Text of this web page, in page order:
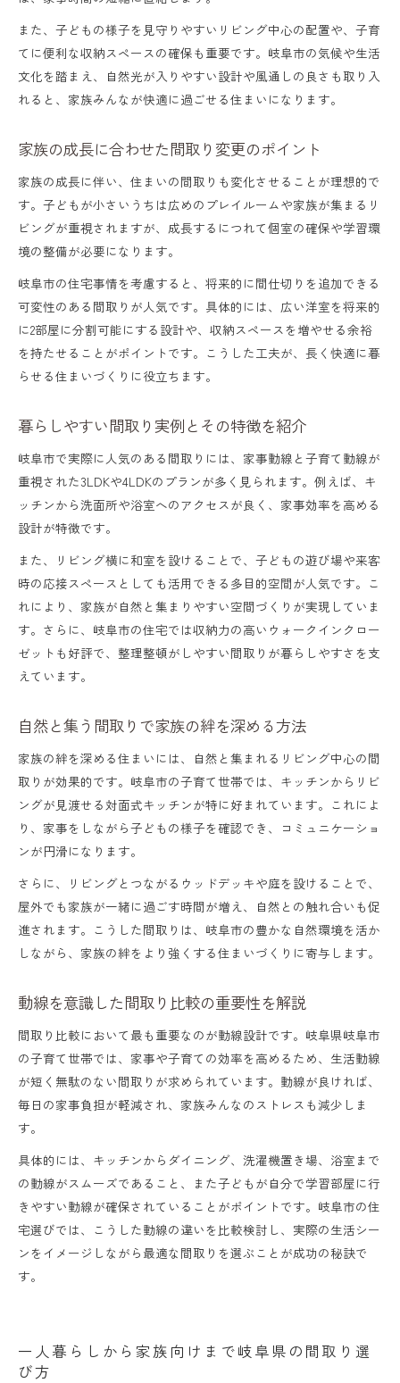
また、子どもの様子を見守りやすいリビング中心の配置や、子育
てに便利な収納スペースの確保も重要です。岐阜市の気候や生活
文化を踏まえ、自然光が入りやすい設計や風通しの良さも取り入
れると、家族みんなが快適に過ごせる住まいになります。
家族の成長に合わせた間取り変更のポイント
家族の成長に伴い、住まいの間取りも変化させることが理想的で
す。子どもが小さいうちは広めのプレイルームや家族が集まるリ
ビングが重視されますが、成長するにつれて個室の確保や学習環
境の整備が必要になります。
岐阜市の住宅事情を考慮すると、将来的に間仕切りを追加できる
可変性のある間取りが人気です。具体的には、広い洋室を将来的
に2部屋に分割可能にする設計や、収納スペースを増やせる余裕
を持たせることがポイントです。こうした工夫が、長く快適に暮
らせる住まいづくりに役立ちます。
暮らしやすい間取り実例とその特徴を紹介
岐阜市で実際に人気のある間取りには、家事動線と子育て動線が
重視された3LDKや4LDKのプランが多く見られます。例えば、キ
ッチンから洗面所や浴室へのアクセスが良く、家事効率を高める
設計が特徴です。
また、リビング横に和室を設けることで、子どもの遊び場や来客
時の応接スペースとしても活用できる多目的空間が人気です。こ
れにより、家族が自然と集まりやすい空間づくりが実現していま
す。さらに、岐阜市の住宅では収納力の高いウォークインクロー
ゼットも好評で、整理整頓がしやすい間取りが暮らしやすさを支
えています。
自然と集う間取りで家族の絆を深める方法
家族の絆を深める住まいには、自然と集まれるリビング中心の間
取りが効果的です。岐阜市の子育て世帯では、キッチンからリビ
ングが見渡せる対面式キッチンが特に好まれています。これによ
り、家事をしながら子どもの様子を確認でき、コミュニケーショ
ンが円滑になります。
さらに、リビングとつながるウッドデッキや庭を設けることで、
屋外でも家族が一緒に過ごす時間が増え、自然との触れ合いも促
進されます。こうした間取りは、岐阜市の豊かな自然環境を活か
しながら、家族の絆をより強くする住まいづくりに寄与します。
動線を意識した間取り比較の重要性を解説
間取り比較において最も重要なのが動線設計です。岐阜県岐阜市
の子育て世帯では、家事や子育ての効率を高めるため、生活動線
が短く無駄のない間取りが求められています。動線が良ければ、
毎日の家事負担が軽減され、家族みんなのストレスも減少しま
す。
具体的には、キッチンからダイニング、洗濯機置き場、浴室まで
の動線がスムーズであること、また子どもが自分で学習部屋に行
きやすい動線が確保されていることがポイントです。岐阜市の住
宅選びでは、こうした動線の違いを比較検討し、実際の生活シー
ンをイメージしながら最適な間取りを選ぶことが成功の秘訣で
す。
一人暮らしから家族向けまで岐阜県の間取り選
び方